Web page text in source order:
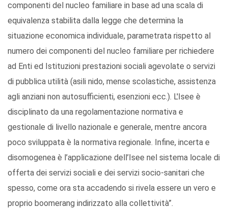
componenti del nucleo familiare in base ad una scala di
equivalenza stabilita dalla legge che determina la
situazione economica individuale, parametrata rispetto al
numero dei componenti del nucleo familiare per richiedere
ad Enti ed Istituzioni prestazioni sociali agevolate o servizi
di pubblica utilità (asili nido, mense scolastiche, assistenza
agli anziani non autosufficienti, esenzioni ecc.). L'Isee è
disciplinato da una regolamentazione normativa e
gestionale di livello nazionale e generale, mentre ancora
poco sviluppata è la normativa regionale. Infine, incerta e
disomogenea è l’applicazione dell’Isee nel sistema locale di
offerta dei servizi sociali e dei servizi socio-sanitari che
spesso, come ora sta accadendo si rivela essere un vero e
proprio boomerang indirizzato alla collettività”.